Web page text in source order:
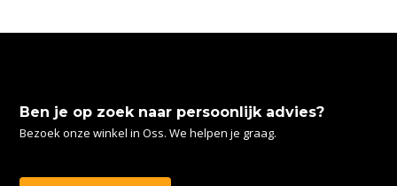
Ben je op zoek naar persoonlijk advies?
Bezoek onze winkel in Oss. We helpen je graag.